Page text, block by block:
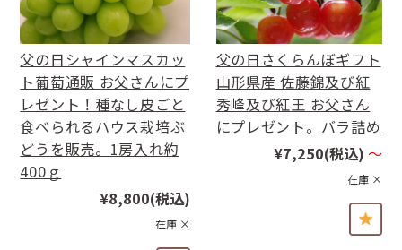
父の日シャインマスカッ
ト葡萄通販 お父さんにプ
レゼント！種なし皮ごと
食べられるハウス栽培ぶ
どうを販売。1房入れ約
400ｇ
¥8,800(税込)
在庫 ×
父の日さくらんぼギフト
山形県産 佐藤錦及び紅
秀峰及び紅王 お父さん
にプレゼント。バラ詰め
¥7,250(税込) ～
在庫 ×